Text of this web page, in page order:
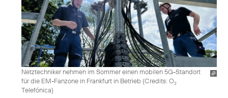
Netztechniker nehmen im Sommer einen mobilen 5G-Standort
für die EM-Fanzone in Frankfurt in Betrieb (Credits: O2
Telefónica)